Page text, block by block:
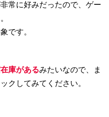
常に好みだったので、ゲー
です。
庫があるみたいなので、ま
クしてみてください。